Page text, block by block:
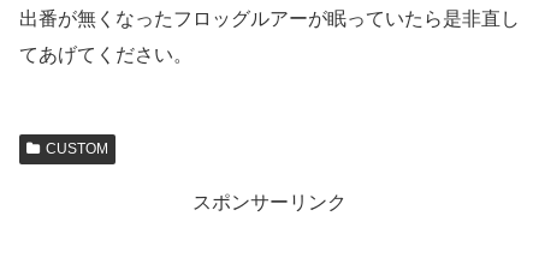
出番が無くなったフロッグルアーが眠っていたら是非直し
てあげてください。
CUSTOM
スポンサーリンク